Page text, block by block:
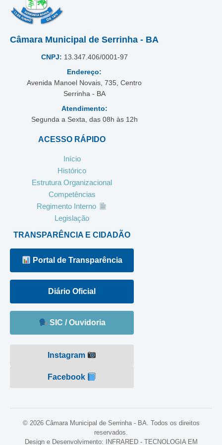
Câmara Municipal de Serrinha - BA
CNPJ: 13.347.406/0001-97
Endereço:
Avenida Manoel Novais, 735, Centro
Serrinha - BA
Atendimento:
Segunda a Sexta, das 08h às 12h
ACESSO RÁPIDO
Início
Histórico
Estrutura Organizacional
Competências
Regimento Interno
Legislação
TRANSPARÊNCIA E CIDADÃO
Portal de Transparência
Diário Oficial
SIC / Ouvidoria
Instagram
Facebook
© 2026 Câmara Municipal de Serrinha - BA. Todos os direitos
reservados.
Design e Desenvolvimento: INFRARED - TECNOLOGIA EM